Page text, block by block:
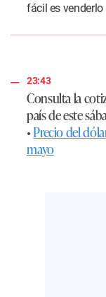
fácil es
23:43
Consulta la
país de este
•Precio del
mayo